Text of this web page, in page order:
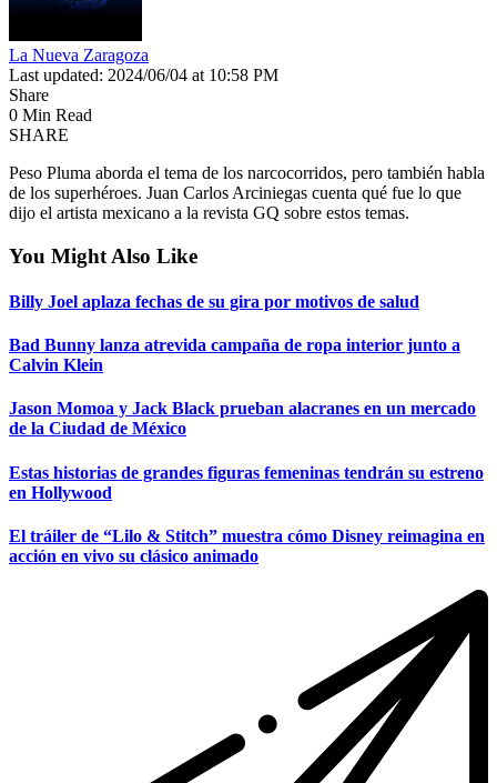
La Nueva Zaragoza
Last updated: 2024/06/04 at 10:58 PM
Share
0 Min Read
SHARE
Peso Pluma aborda el tema de los narcocorridos, pero también habla
de los superhéroes. Juan Carlos Arciniegas cuenta qué fue lo que
dijo el artista mexicano a la revista GQ sobre estos temas.
You Might Also Like
Billy Joel aplaza fechas de su gira por motivos de salud
Bad Bunny lanza atrevida campaña de ropa interior junto a
Calvin Klein
Jason Momoa y Jack Black prueban alacranes en un mercado
de la Ciudad de México
Estas historias de grandes figuras femeninas tendrán su estreno
en Hollywood
El tráiler de “Lilo & Stitch” muestra cómo Disney reimagina en
acción en vivo su clásico animado